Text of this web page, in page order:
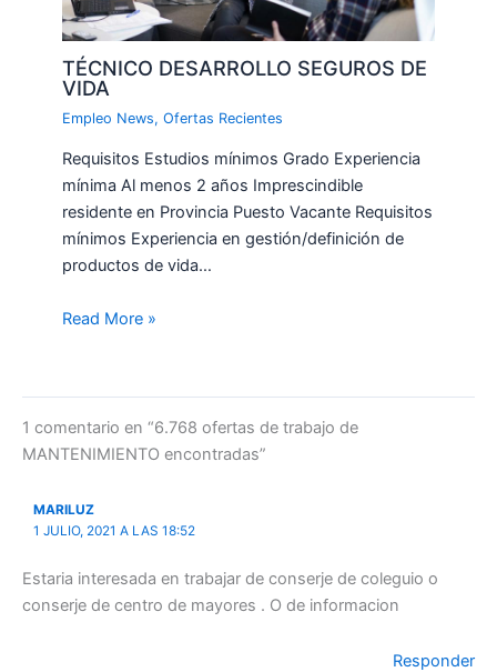
TÉCNICO DESARROLLO SEGUROS DE
VIDA
Empleo News,Ofertas Recientes
Requisitos Estudios mínimos Grado Experiencia
mínima Al menos 2 años Imprescindible
residente en Provincia Puesto Vacante Requisitos
mínimos Experiencia en gestión/definición de
productos de vida…
Read More »
1 comentario en “6.768 ofertas de trabajo de
MANTENIMIENTO encontradas”
MARILUZ
1 JULIO, 2021 A LAS 18:52
Estaria interesada en trabajar de conserje de coleguio o
conserje de centro de mayores . O de informacion
Responder